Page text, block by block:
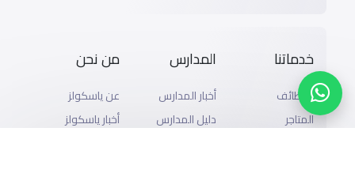
خدماتنا
الوظائف
المتاجر
المدارس
أخبار المدارس
دليل المدارس
من نحن
عن ياسكولز
أخبار ياسكولز